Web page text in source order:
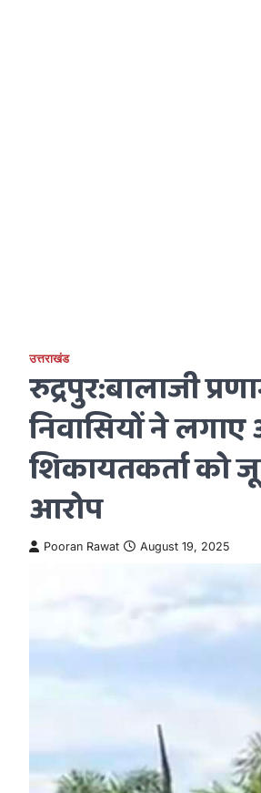
उत्तराखंड
रुद्रपुर:बालाजी
निवासियों ने लगाए
शिकायतकर्ता को
आरोप
Pooran Rawat August 19, 2025